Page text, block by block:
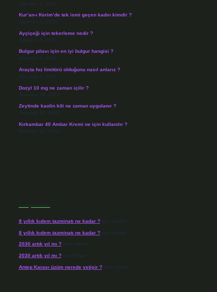
Ağustos 6, 2026
Kur’an-ı Kerim’de tek ismi geçen kadın kimdir ?
Ağustos 6, 2026
Ayçiçeği için tekerleme nedir ?
Ağustos 5, 2026
Bulgur pilavı için en iyi bulgur hangisi ?
Ağustos 4, 2026
Araçta hız limitörü olduğunu nasıl anlarız ?
Ağustos 4, 2026
Dozyl 10 mg ne zaman içilir ?
Temmuz 30, 2026
Zeytinde kaolin kili ne zaman uygulanır ?
Temmuz 29, 2026
Kırkambar 40 Ambar Kremi ne için kullanılır ?
Temmuz 27, 2026
Son yorumlar
8 yıllık kıdem tazminatı ne kadar ?için admin
8 yıllık kıdem tazminatı ne kadar ?için Nazan
2030 artık yıl mı ?için admin
2030 artık yıl mı ?için Pınar
Antep Karası üzüm nerede yetişir ?için admin